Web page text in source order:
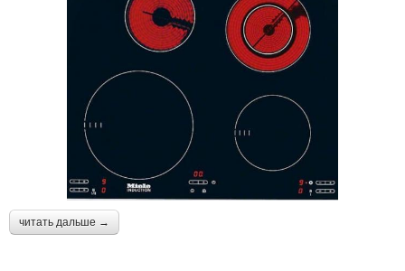
читать дальше →